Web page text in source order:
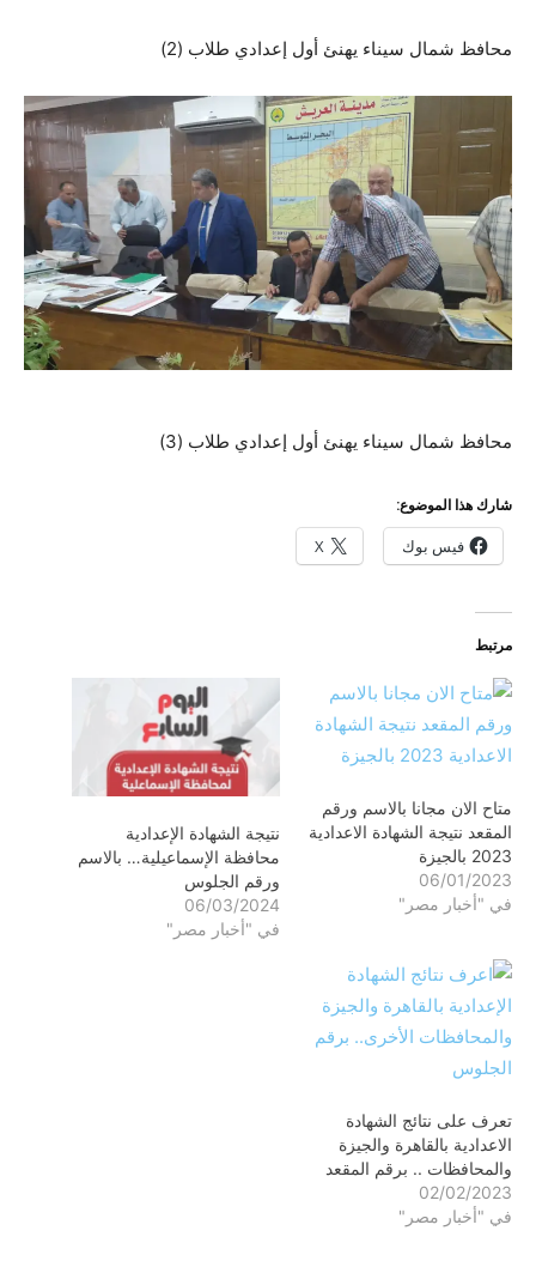
محافظ شمال سيناء يهنئ أول إعدادي طلاب (2)
محافظ شمال سيناء يهنئ أول إعدادي طلاب (3)
شارك هذا الموضوع:
فيس بوك X
مرتبط
متاح الان مجانا بالاسم ورقم
المقعد نتيجة الشهادة الاعدادية
2023 بالجيزة
06/01/2023
في "أخبار مصر"
نتيجة الشهادة الإعدادية
محافظة الإسماعيلية… بالاسم
ورقم الجلوس
06/03/2024
في "أخبار مصر"
تعرف على نتائج الشهادة
الاعدادية بالقاهرة والجيزة
والمحافظات .. برقم المقعد
02/02/2023
في "أخبار مصر"